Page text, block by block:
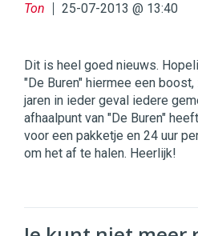
Ton 25-07-2013 @ 13:40
Dit is heel goed nieuws.
"De Buren" hiermee een
jaren in ieder geval iedere
afhaalpunt van "De Buren"
voor een pakketje en 24 uur
om het af te halen. Heerlijk!